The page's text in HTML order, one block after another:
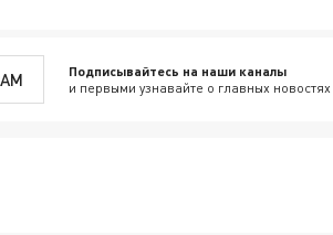
Подписывайтесь на наши каналы
и первыми узнавайте о главных